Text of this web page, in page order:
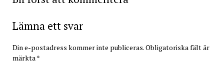
Lämna ett svar
Din e-postadress kommer inte publiceras.Obligatoriska fält är
märkta *